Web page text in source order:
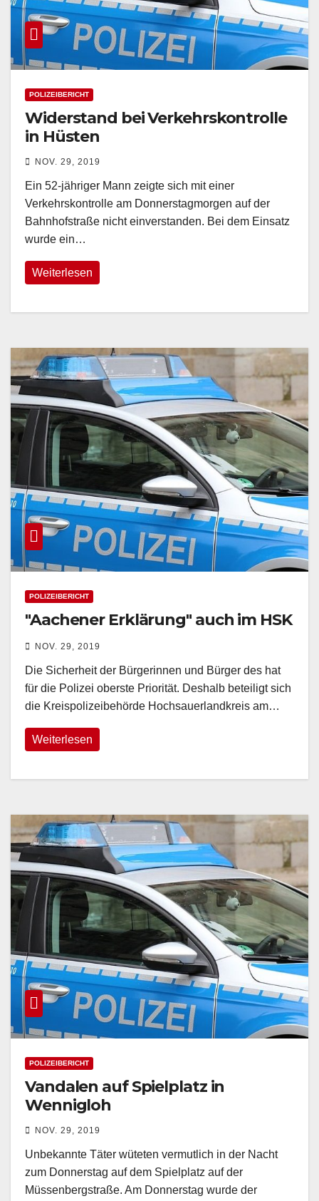
POLIZEIBERICHT
Widerstand bei Verkehrskontrolle
in Hüsten
NOV. 29, 2019
Ein 52-jähriger Mann zeigte sich mit einer
Verkehrskontrolle am Donnerstagmorgen auf der
Bahnhofstraße nicht einverstanden. Bei dem Einsatz
wurde ein…
Weiterlesen
POLIZEIBERICHT
"Aachener Erklärung" auch im HSK
NOV. 29, 2019
Die Sicherheit der Bürgerinnen und Bürger des hat
für die Polizei oberste Priorität. Deshalb beteiligt sich
die Kreispolizeibehörde Hochsauerlandkreis am…
Weiterlesen
POLIZEIBERICHT
Vandalen auf Spielplatz in
Wennigloh
NOV. 29, 2019
Unbekannte Täter wüteten vermutlich in der Nacht
zum Donnerstag auf dem Spielplatz auf der
Müssenbergstraße. Am Donnerstag wurde der